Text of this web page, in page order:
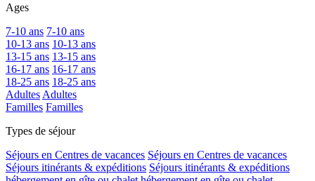
Ages
7-10 ans 7-10 ans
10-13 ans 10-13 ans
13-15 ans 13-15 ans
16-17 ans 16-17 ans
18-25 ans 18-25 ans
Adultes Adultes
Familles Familles
Types de séjour
Séjours en Centres de vacances Séjours en Centres de vacances
Séjours itinérants & expéditions Séjours itinérants & expéditions